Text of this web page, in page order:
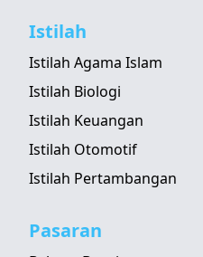
Istilah
Istilah Agama Islam
Istilah Biologi
Istilah Keuangan
Istilah Otomotif
Istilah Pertambangan
Pasaran